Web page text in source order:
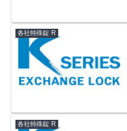
各社特殊錠 R
各社特殊錠 R